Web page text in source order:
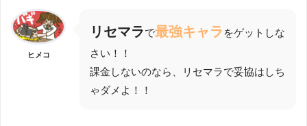
ヒメコ
リセマラで最強キャラ をゲットしな
さい！！
課金しないのなら、リセマラで妥協はしち
ゃダメよ！！